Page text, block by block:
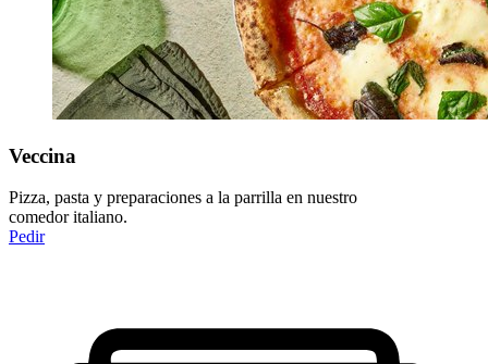
Veccina
Pizza, pasta y preparaciones a la parrilla en nuestro
comedor italiano.
Pedir